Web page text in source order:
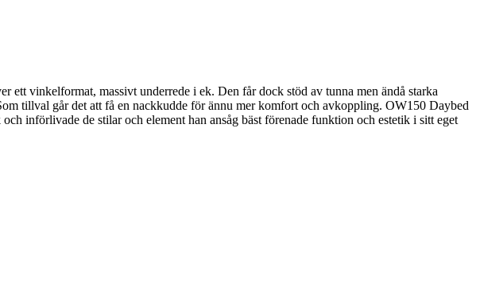
ett vinkelformat, massivt underrede i ek. Den får dock stöd av tunna men ändå starka
tillval går det att få en nackkudde för ännu mer komfort och avkoppling. OW150 Daybed
införlivade de stilar och element han ansåg bäst förenade funktion och estetik i sitt eget